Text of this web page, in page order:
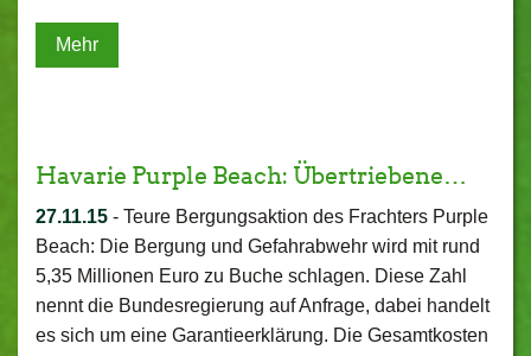
Mehr
Havarie Purple Beach: Übertriebene…
27.11.15 - Teure Bergungsaktion des Frachters Purple
Beach: Die Bergung und Gefahrabwehr wird mit rund
5,35 Millionen Euro zu Buche schlagen. Diese Zahl
nennt die Bundesregierung auf Anfrage, dabei handelt
es sich um eine Garantieerklärung. Die Gesamtkosten